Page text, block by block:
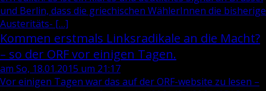
und Berlin, dass die griechischen WählerInnen die bisherige
Austeritäts- […]
Kommen erstmals Linksradikale an die Macht?
– so der ORF vor einigen Tagen.
am So, 18.01.2015 um 21:17
Vor einigen Tagen war das auf der ORF-website zu lesen –